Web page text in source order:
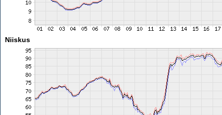
Niiskus